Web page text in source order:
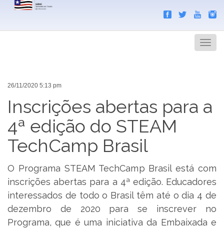
Menu
26/11/2020 5:13 pm
Inscrições abertas para a
4ª edição do STEAM
TechCamp Brasil
O Programa STEAM TechCamp Brasil está com
inscrições abertas para a 4ª edição. Educadores
interessados de todo o Brasil têm até o dia 4 de
dezembro de 2020 para se inscrever no
Programa, que é uma iniciativa da Embaixada e